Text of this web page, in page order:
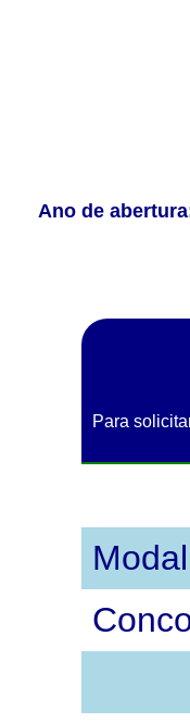
Ano de
Para